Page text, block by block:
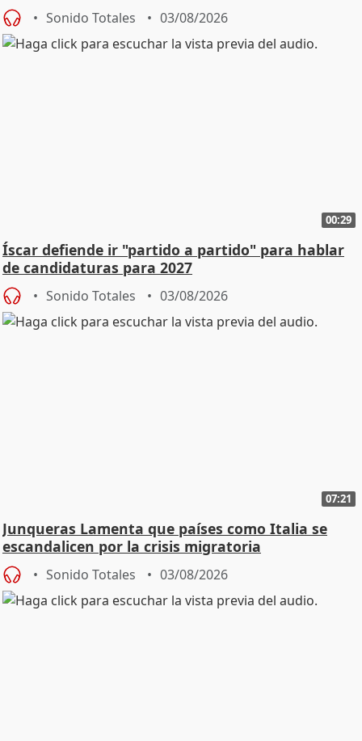
Sonido Totales 03/08/2026
00:29
Íscar defiende ir "partido a partido" para hablar
de candidaturas para 2027
Sonido Totales 03/08/2026
07:21
Junqueras Lamenta que países como Italia se
escandalicen por la crisis migratoria
Sonido Totales 03/08/2026